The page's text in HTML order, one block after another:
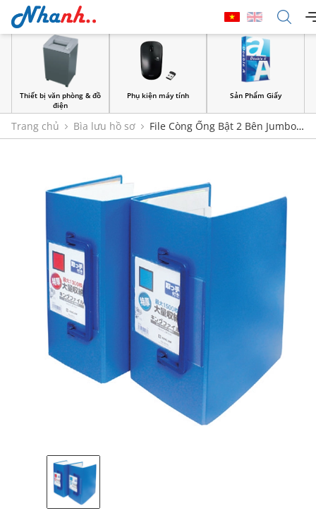
Thiết bị văn phòng & đồ
điện
Phụ kiện máy tính Sản Phẩm Giấy
Trang chủ Bìa lưu hồ sơ
File Còng Ống Bật 2 Bên Jumbo
Pipe File King Jim